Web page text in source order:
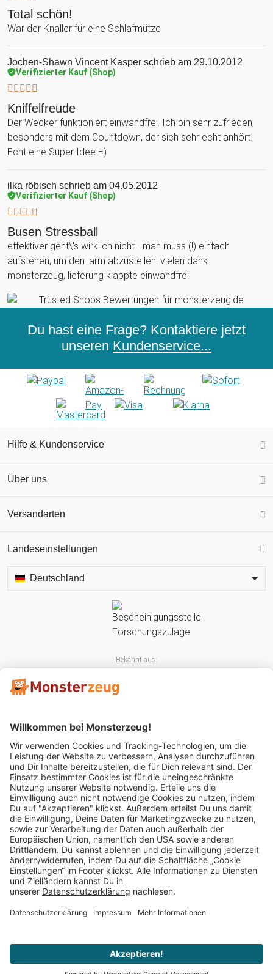
Total schön!
War der Knaller für eine Schlafmütze
Jochen-Shawn Vincent Kasper schrieb am 29.10.2012
Verifizierter Kauf (Shop)
Kniffelfreude
Der Wecker funktioniert einwandfrei. Ich bin sehr zufrieden,
besonders mit dem Countdown, der sich sehr echt anhört.
Echt eine Super Idee =)
ilka röbisch schrieb am 04.05.2012
Verifizierter Kauf (Shop)
Busen Stressball
effektiver geht\'s wirklich nicht - man muss (!) einfach
aufstehen, um den lärm abzustellen. vielen dank
monsterzeug, lieferung klappte einwandfrei!
Du hast eine Frage? Kontaktiere jetzt
unseren Kundenservice...
Hilfe & Kundenservice
Über uns
Versandarten
Landeseinstellungen
Deutschland
Bekannt aus:
Mitglied im:
Impressum AGB Widerrufsbelehrung
Vertrag widerrufen